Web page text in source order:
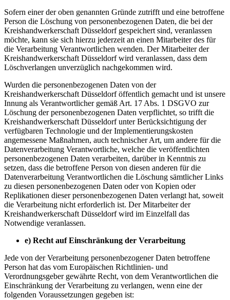
Sofern einer der oben genannten Gründe zutrifft und eine betroffene
Person die Löschung von personenbezogenen Daten, die bei der
Kreishandwerkerschaft Düsseldorf gespeichert sind, veranlassen
möchte, kann sie sich hierzu jederzeit an einen Mitarbeiter des für
die Verarbeitung Verantwortlichen wenden. Der Mitarbeiter der
Kreishandwerkerschaft Düsseldorf wird veranlassen, dass dem
Löschverlangen unverzüglich nachgekommen wird.
Wurden die personenbezogenen Daten von der
Kreishandwerkerschaft Düsseldorf öffentlich gemacht und ist unsere
Innung als Verantwortlicher gemäß Art. 17 Abs. 1 DSGVO zur
Löschung der personenbezogenen Daten verpflichtet, so trifft die
Kreishandwerkerschaft Düsseldorf unter Berücksichtigung der
verfügbaren Technologie und der Implementierungskosten
angemessene Maßnahmen, auch technischer Art, um andere für die
Datenverarbeitung Verantwortliche, welche die veröffentlichten
personenbezogenen Daten verarbeiten, darüber in Kenntnis zu
setzen, dass die betroffene Person von diesen anderen für die
Datenverarbeitung Verantwortlichen die Löschung sämtlicher Links
zu diesen personenbezogenen Daten oder von Kopien oder
Replikationen dieser personenbezogenen Daten verlangt hat, soweit
die Verarbeitung nicht erforderlich ist. Der Mitarbeiter der
Kreishandwerkerschaft Düsseldorf wird im Einzelfall das
Notwendige veranlassen.
e) Recht auf Einschränkung der Verarbeitung
Jede von der Verarbeitung personenbezogener Daten betroffene
Person hat das vom Europäischen Richtlinien- und
Verordnungsgeber gewährte Recht, von dem Verantwortlichen die
Einschränkung der Verarbeitung zu verlangen, wenn eine der
folgenden Voraussetzungen gegeben ist: